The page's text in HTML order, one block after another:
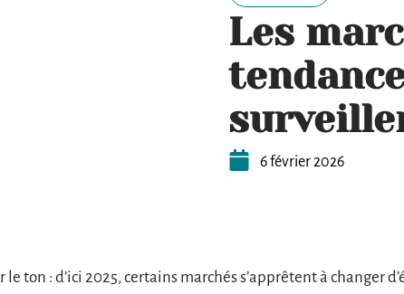
Les
6 février 2026
ton : d’ici 2025, certains marchés s’apprêtent à changer